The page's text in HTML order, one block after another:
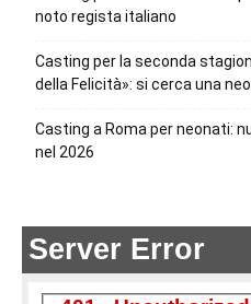
noto regista italiano
Casting per la seconda
della Felicità»: si cerca una
Casting a Roma per neonati:
nel 2026